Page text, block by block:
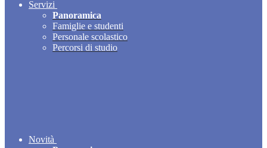
Servizi
Panoramica
Famiglie e studenti
Personale scolastico
Percorsi di studio
Novità